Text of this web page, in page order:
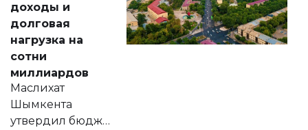
доходы и
долговая
нагрузка на
сотни
миллиардов
Маслихат
Шымкента
утвердил бюджет